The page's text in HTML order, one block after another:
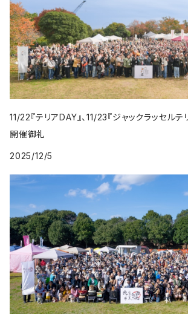
11/22『テリアDAY』、11/23『ジャックラッセルテ
開催御礼
2025/12/5